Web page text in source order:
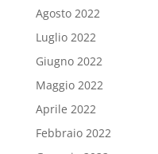
Agosto 2022
Luglio 2022
Giugno 2022
Maggio 2022
Aprile 2022
Febbraio 2022